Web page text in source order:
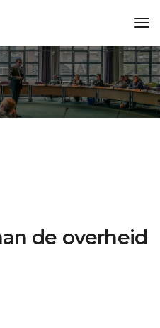
de overheid